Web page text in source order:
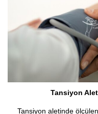
Tansiyon
Tansiyon aletinde